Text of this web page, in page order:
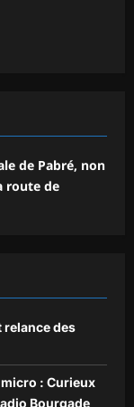
de Pabré, non
route de
relance des
micro : Curieux
Bourgade